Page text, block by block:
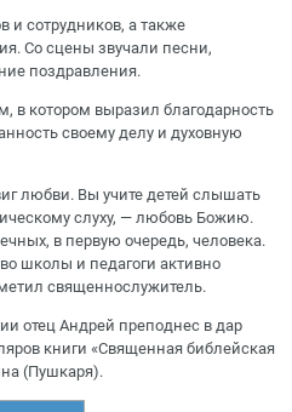
и сотрудников, а также
Со сцены звучали песни,
поздравления.
в котором выразил благодарность
своему делу и духовную
любви. Вы учите детей слышать
слуху, — любовь Божию.
в первую очередь, человека.
школы и педагоги активно
священнослужитель.
отец Андрей преподнес в дар
книги «Священная библейская
(Пушкаря).